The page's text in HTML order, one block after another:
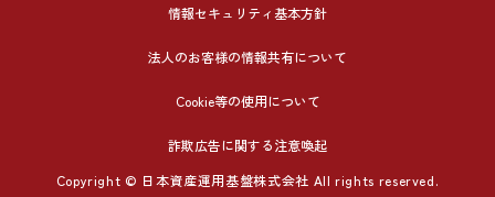
情報セキュリティ基本方針
法人のお客様の情報共有について
Cookie等の使用について
詐欺広告に関する注意喚起
Copyright © 日本資産運用基盤株式会社 All rights reserved.